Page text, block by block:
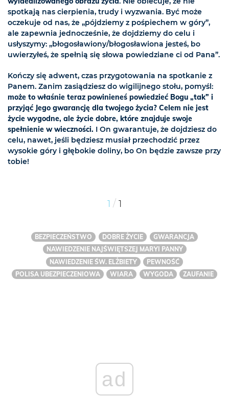
spotkają nas cierpienia, trudy i wyzwania. Być może
oczekuje od nas, że „pójdziemy z pośpiechem w góry”,
ale zapewnia jednocześnie, że dojdziemy do celu i
usłyszymy: „błogosławiony/błogosławiona jesteś, bo
uwierzyłeś, że spełnią się słowa powiedziane ci od Pana”.
Kończy się adwent, czas przygotowania na spotkanie z
Panem. Zanim zasiądziesz do wigilijnego stołu, pomyśl:
może to właśnie teraz powinieneś powiedzieć Bogu „tak” i
przyjąć Jego gwarancję dla twojego życia? Celem nie jest
życie wygodne, ale życie dobre, które znajduje swoje
spełnienie w wieczności. I On gwarantuje, że dojdziesz do
celu, nawet, jeśli będziesz musiał przechodzić przez
wysokie góry i głębokie doliny, bo On będzie zawsze przy
tobie!
1 / 1
BEZPIECZEŃSTWO DOBRE ŻYCIE
GWARANCJA
NAWIEDZENIE NAJŚWIĘTSZEJ MARYI PANNY
NAWIEDZENIE ŚW. ELŻBIETY
PEWNOŚĆ
POLISA UBEZPIECZENIOWA
WIARA WYGODA ZAUFANIE
ad